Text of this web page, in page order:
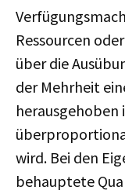
Ressourcen
über die
der Mehrheit
herausgehoben
wird. Bei den
behauptete